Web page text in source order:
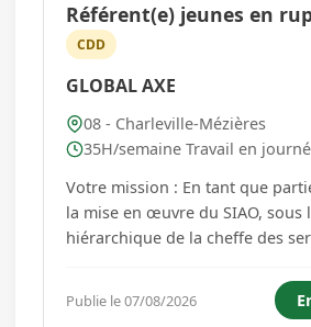
Référent(e) jeunes en
CDD
GLOBAL AXE
08 - Charleville-Mézières
35H/semaine Travail en
Votre mission : En tant que partie prenante de
la mise en œuvre du SIAO, sous
hiérarchique de la cheffe des
mission de Référent Jeune en
de la Maison veille sociale. Les
Publie le 07/08/2026